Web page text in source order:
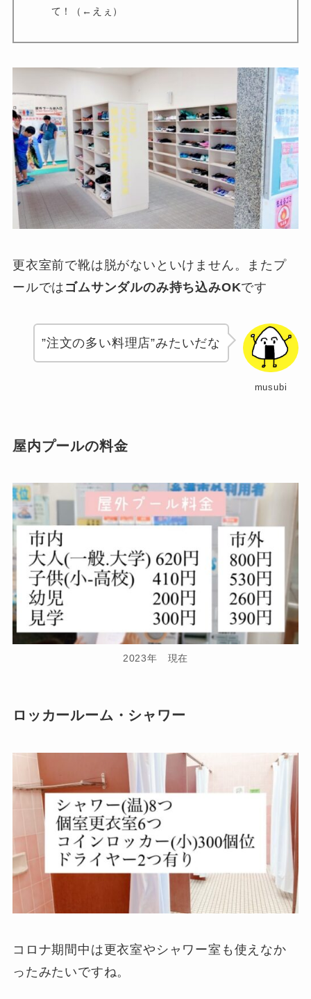
て！（←えぇ）
更衣室前で靴は脱がないといけません。またプ
ールでは ゴムサンダルのみ持ち込みOKです
musubi
”注文の多い料理店”みたいだな
屋内プールの料金
2023年 現在
ロッカールーム・シャワー
コロナ期間中は更衣室やシャワー室も使えなか
ったみたいですね。